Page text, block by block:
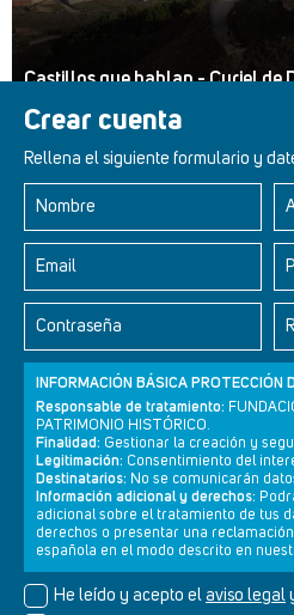
Crear cuenta
Rellena el siguiente formulario y
Nombre
Email
Contraseña
INFORMACIÓN BÁSICA PROTECCIÓN
Responsable de tratamiento:
PATRIMONIO HISTÓRICO.
Finalidad: Gestionar la creación y
Legitimación: Consentimiento del
Destinatarios: No se comunicarán
Información adicional y derechos:
adicional sobre el tratamiento de tus
derechos o presentar una
española en el modo descrito en
He leído y acepto el aviso legal
Castillos que hablan - Curiel de
Retablos
Newsletter Aviso legal Política de